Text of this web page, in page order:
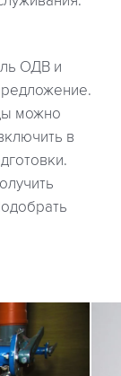
ОДВ и
можно
в